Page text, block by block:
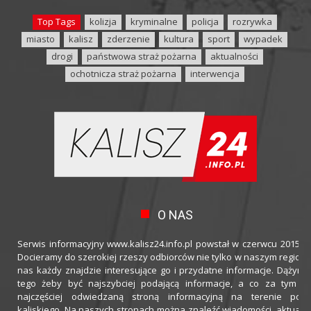
Top Tags kolizja kryminalne policja
rozrywka
miasto
kalisz zderzenie kultura sport
wypadek
drogi
państwowa straż pożarna
aktualności
ochotnicza straż pożarna
interwencja
O NAS
Serwis informacyjny www.kalisz24.info.pl powstał w czerwcu 2015
Docieramy do szerokiej rzeszy odbiorców nie tylko w naszym
nas każdy znajdzie interesujące go i przydatne informacje.
tego żeby być najszybciej podającą informacje, a co za tym
najczęściej odwiedzaną stroną informacyjną na terenie